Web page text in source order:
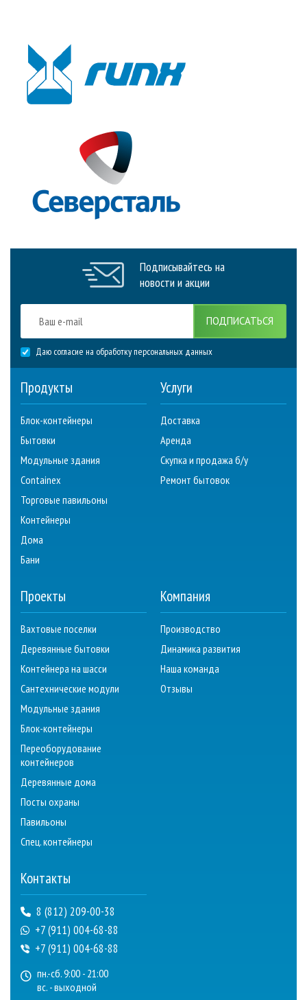
Подписывайтесь на
новости и акции
ПОДПИСАТЬСЯ
Даю согласие на обработку персональных данных
Продукты
Блок-контейнеры
Бытовки
Модульные здания
Containex
Торговые павильоны
Контейнеры
Дома
Бани
Услуги
Доставка
Аренда
Скупка и продажа б/у
Ремонт бытовок
Проекты
Вахтовые поселки
Деревянные бытовки
Контейнера на шасси
Сантехнические модули
Модульные здания
Блок-контейнеры
Переоборудование
контейнеров
Деревянные дома
Посты охраны
Павильоны
Спец. контейнеры
Компания
Производство
Динамика развития
Наша команда
Отзывы
Контакты
8 (812) 209-00-38
+7 (911) 004-68-88
+7 (911) 004-68-88
пн.-сб. 9:00 - 21:00
вс. - выходной